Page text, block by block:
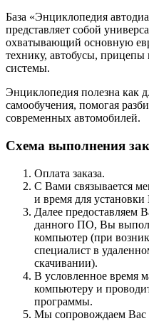
База «Энциклопедия
представляет собой
охватывающий основную
технику, автобусы,
системы.
Энциклопедия полезна как
самообучения, помогая
современных автомобилей.
Схема выполнения
Оплата заказа.
С Вами связывается
и время для
Далее предоставляем
данного ПО, Вы
компьютер (при
специалист в
скачивании).
В условленное время
компьютеру и
программы.
Мы сопровождаем Вас